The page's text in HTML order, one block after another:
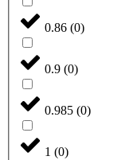
0.86 (0)
0.9 (0)
0.985 (0)
1 (0)